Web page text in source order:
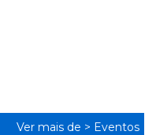
Ver mais de > Eventos